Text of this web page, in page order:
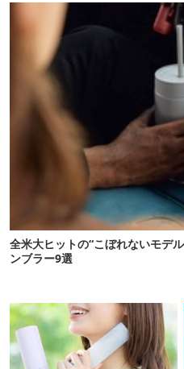
全米大ヒットの“こぼれないモデ
ンブラー9選